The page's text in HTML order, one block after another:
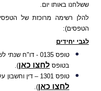
ששלחנו באותו יום.
להלן רשימה מרוכזת של
הטפסים):
לגבי יחידים
טופס 0135 -
בטופס לחצו כאן).
טופס 1301
– דין וחשבון
לחצו כאן).